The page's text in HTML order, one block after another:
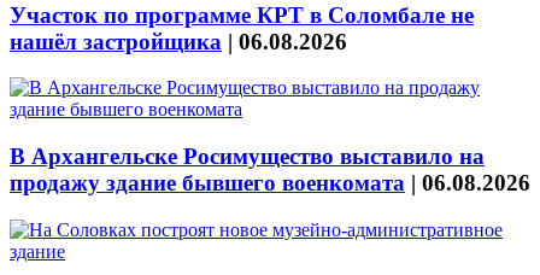
Участок по программе КРТ в Соломбале не
нашёл застройщика | 06.08.2026
В Архангельске Росимущество выставило на
продажу здание бывшего военкомата | 06.08.2026